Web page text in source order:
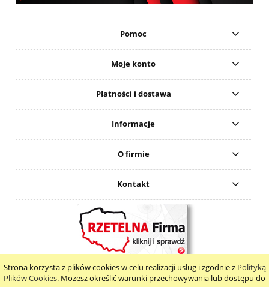
Strona korzysta z plików cookies w celu realizacji usług i zgodnie z Polityką
Plików Cookies. Możesz określić warunki przechowywania lub dostępu do
Pomoc
Moje konto
Płatności i dostawa
Informacje
O firmie
Kontakt
pokaż pełną wersję strony